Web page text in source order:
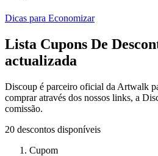
Fast Shop
Booking.com
Esportes e
Fitness
Automoveis e
Dicas para Economizar
Lista Cupons De
actualizada
Discoup é parceiro oficial da Artwalk
comprar através dos nossos links, a
comissão.
20 descontos disponíveis
Cupom